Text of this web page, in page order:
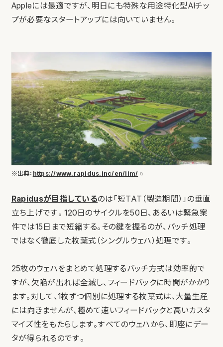
Appleには最適ですが、明日にも特殊な用途特化型AIチッ
プが必要なスタートアップには向いていません。
※出典： https://www.rapidus.inc/en/iim/
Rapidusが目指しているのは「短TAT（製造期間）」の垂直
立ち上げです。 120日のサイクルを50日、あるいは緊急案
件では15日まで短縮する。その鍵を握るのが、バッチ処理
ではなく徹底した枚葉式（シングルウェハ）処理です。
25枚のウェハをまとめて処理するバッチ方式は効率的で
すが、欠陥が出れば全滅し、フィードバックに時間がかかり
ます。対して、1枚ずつ個別に処理する枚葉式は、大量生産
には向きませんが、極めて速いフィードバックと高いカスタ
マイズ性をもたらします。すべてのウェハから、即座にデー
タが得られるのです。